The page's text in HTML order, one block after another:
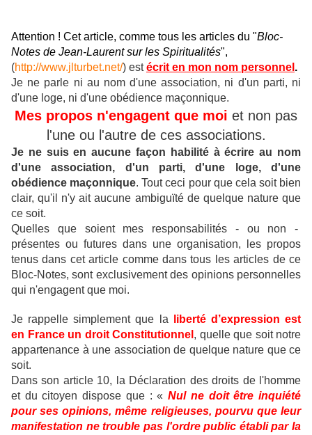
Attention ! Cet article, comme tous les articles du "Bloc-
Notes de Jean-Laurent sur les Spiritualités",
(http://www.jlturbet.net/) estécrit en mon nom personnel .
Je ne parle ni au nom d'une association, ni d'un parti, ni
d'une loge, ni d'une obédience maçonnique.
Mes propos n'engagent que moi et non pas
l'une ou l'autre de ces associations.
Je ne suis en aucune façon habilité à écrire au nom
d'une association, d'un parti, d'une loge, d'une
obédience maçonnique.Tout ceci pour que cela soit bien
clair, qu'il n'y ait aucune ambiguïté de quelque nature que
ce soit.
Quelles que soient mes responsabilités - ou non -
présentes ou futures dans une organisation, les propos
tenus dans cet article comme dans tous les articles de ce
Bloc-Notes, sont exclusivement des opinions personnelles
qui n'engagent que moi.
Je rappelle simplement que la
liberté d’expression est
en France un droit Constitutionnel , quelle que soit notre
appartenance à une association de quelque nature que ce
soit.
Dans son article 10, la Déclaration des droits de l'homme
et du citoyen dispose que : «Nul ne doit être inquiété
pour ses opinions, même religieuses, pourvu que leur
manifestation ne trouble pas l'ordre public établi par la